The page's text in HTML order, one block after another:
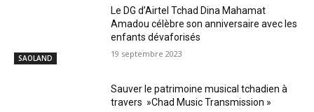
SAOLAND
Le DG d’Airtel Tchad Dina Mahamat
Amadou célèbre son anniversaire avec les
enfants dévaforisés
19 septembre 2023
Sauver le patrimoine musical tchadien à
travers »Chad Music Transmission »